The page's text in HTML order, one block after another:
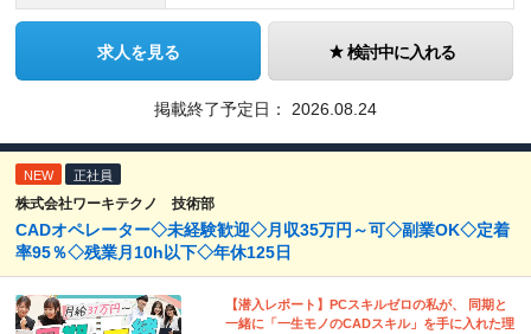
求人を見る 検討中に入れる
掲載終了予定日： 2026.08.24
NEW 正社員
株式会社ワーキテクノ 技術部
CADオペレーター◇未経験歓迎◇月収35万円～可◇副業OK◇定着
率95％◇残業月10h以下◇年休125日
【潜入レポート】PCスキルゼロの私が、 同期と
一緒に「一生モノのCADスキル」を手に入れた理